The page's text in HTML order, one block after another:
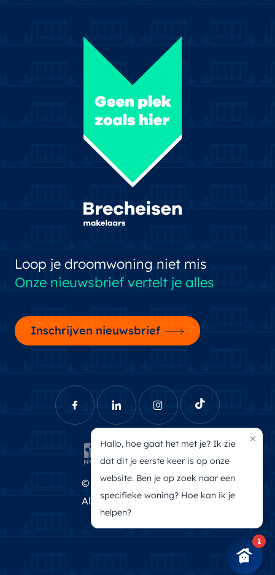
Loop je droomwoning niet mis
Onze nieuwsbrief vertelt je alles
Inschrijven nieuwsbrief
© Brecheisen Makelaars
Algemene voorwaarden
Privacyverklaring
1
×
Hallo, hoe gaat het met je? Ik zie
dat dit je eerste keer is op onze
website. Ben je op zoek naar een
specifieke woning? Hoe kan ik je
helpen?